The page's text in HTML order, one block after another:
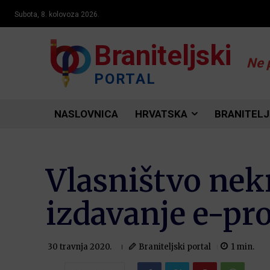
Subota, 8. kolovoza 2026.
Braniteljski
PORTAL
Ne
NASLOVNICA HRVATSKA
Vlasništvo
izdavanje e-
30 travnja 2020. Braniteljski portal 1 min.